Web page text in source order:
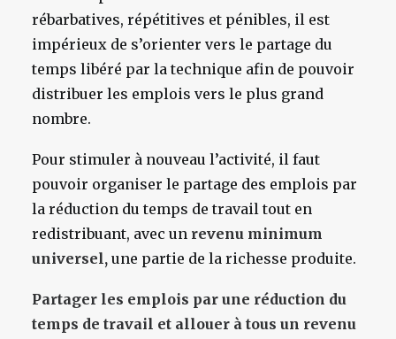
rébarbatives, répétitives et pénibles, il est
impérieux de s’orienter vers le partage du
temps libéré par la technique afin de pouvoir
distribuer les emplois vers le plus grand
nombre.
Pour stimuler à nouveau l’activité, il faut
pouvoir organiser le partage des emplois par
la réduction du temps de travail tout en
redistribuant, avec un revenu minimum
universel, une partie de la richesse produite.
Partager les emplois par une réduction du
temps de travail et allouer à tous un revenu